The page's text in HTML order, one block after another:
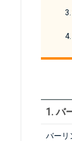
1. バ
バーリ